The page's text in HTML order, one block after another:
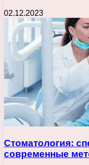
02.12.2023
Стоматология:
современные